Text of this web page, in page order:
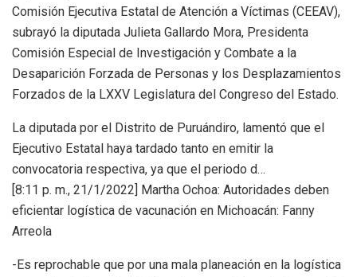
Comisión Ejecutiva Estatal de Atención a Víctimas (CEEAV),
subrayó la diputada Julieta Gallardo Mora, Presidenta
Comisión Especial de Investigación y Combate a la
Desaparición Forzada de Personas y los Desplazamientos
Forzados de la LXXV Legislatura del Congreso del Estado.
La diputada por el Distrito de Puruándiro, lamentó que el
Ejecutivo Estatal haya tardado tanto en emitir la
convocatoria respectiva, ya que el periodo d…
[8:11 p. m., 21/1/2022] Martha Ochoa: Autoridades deben
eficientar logística de vacunación en Michoacán: Fanny
Arreola
-Es reprochable que por una mala planeación en la logística